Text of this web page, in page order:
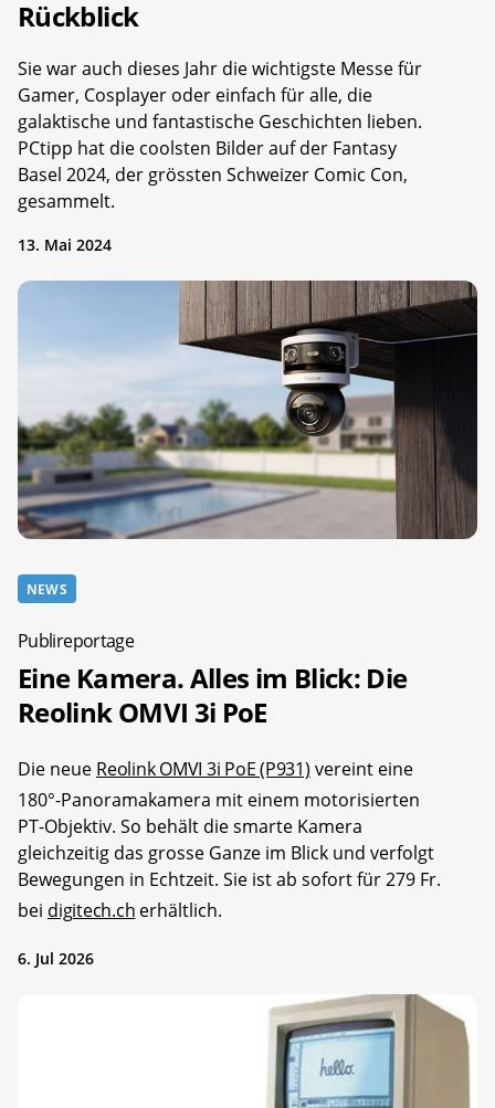
Rückblick
Sie war auch dieses Jahr die wichtigste Messe für
Gamer, Cosplayer oder einfach für alle, die
galaktische und fantastische Geschichten lieben.
PCtipp hat die coolsten Bilder auf der Fantasy
Basel 2024, der grössten Schweizer Comic Con,
gesammelt.
13. Mai 2024
NEWS
Publireportage
Eine Kamera. Alles im Blick: Die
Reolink OMVI 3i PoE
Die neue Reolink OMVI 3i PoE (P931) vereint eine
180°-Panoramakamera mit einem motorisierten
PT-Objektiv. So behält die smarte Kamera
gleichzeitig das grosse Ganze im Blick und verfolgt
Bewegungen in Echtzeit. Sie ist ab sofort für 279 Fr.
bei digitech.ch erhältlich.
6. Jul 2026